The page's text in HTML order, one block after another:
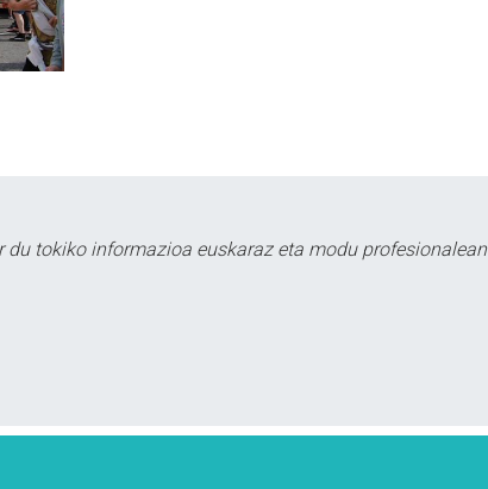
du tokiko informazioa euskaraz eta modu profesionalean